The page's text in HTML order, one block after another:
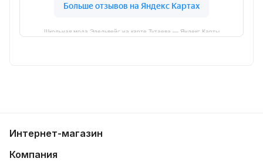
Школьная мода Эдельвейс на карте Тутаева — Яндекс Карты
Интернет-магазин
Компания